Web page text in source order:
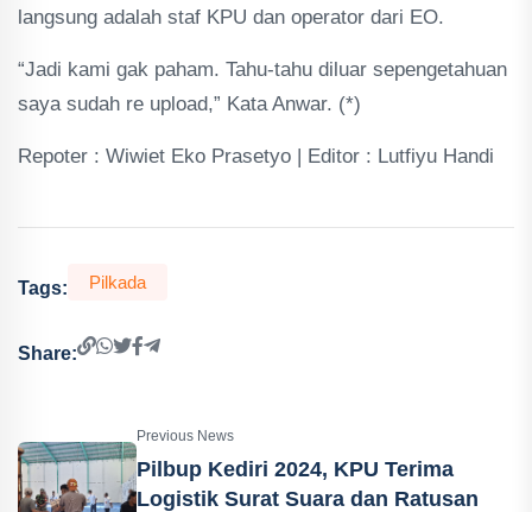
langsung adalah staf KPU dan operator dari EO.
“Jadi kami gak paham. Tahu-tahu diluar sepengetahuan
saya sudah re upload,” Kata Anwar. (*)
Repoter : Wiwiet Eko Prasetyo | Editor : Lutfiyu Handi
Tags: Pilkada
Share:
Previous News
Pilbup Kediri 2024, KPU Terima
Logistik Surat Suara dan Ratusan